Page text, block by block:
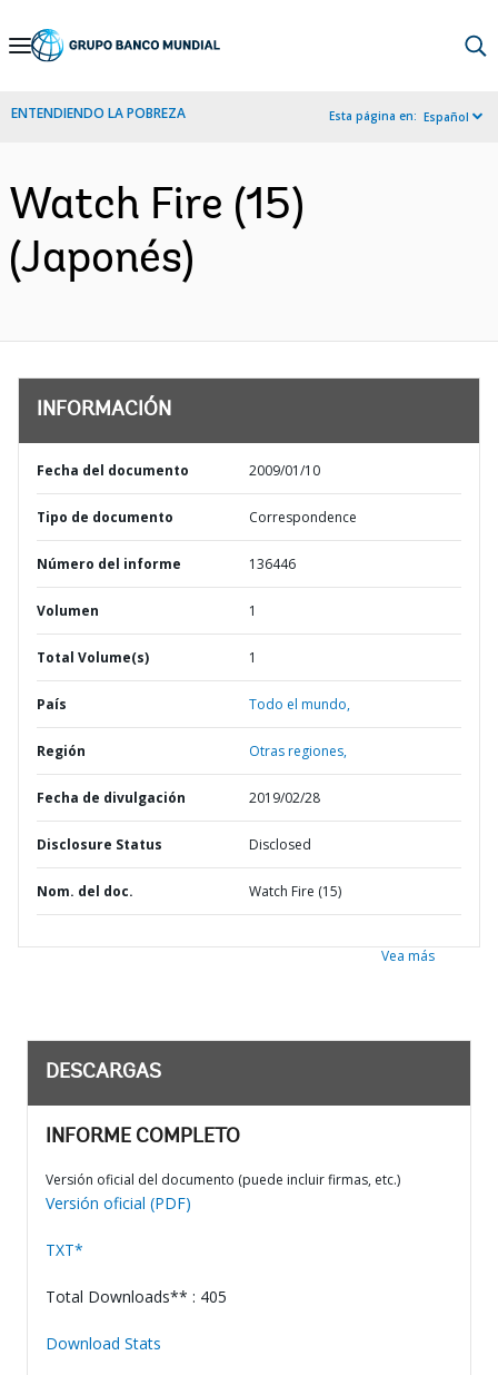
Skip
Navigation
ENTENDIENDO LA POBREZA Esta página en: Español
Watch Fire (15)
(Japonés)
INFORMACIÓN
Fecha del documento 2009/01/10
Tipo de documento Correspondence
Número del informe 136446
Volumen 1
Total Volume(s) 1
País Todo el mundo,
Región Otras regiones,
Fecha de divulgación 2019/02/28
Disclosure Status Disclosed
Nom. del doc. Watch Fire (15)
Vea más
DESCARGAS
INFORME COMPLETO
Versión oficial del documento (puede incluir firmas, etc.)
Versión oficial (PDF)
TXT*
Total Downloads** : 405
Download Stats